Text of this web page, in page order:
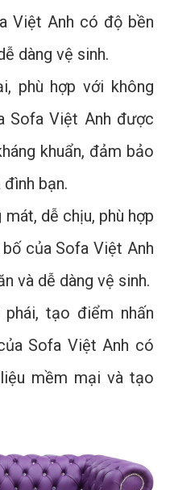
Việt Anh có độ bền
dàng vệ sinh.
phù hợp với không
Sofa Việt Anh được
khuẩn, đảm bảo
bạn.
mát, dễ chịu, phù hợp
của Sofa Việt Anh
và dễ dàng vệ sinh.
phái, tạo điểm nhấn
Sofa Việt Anh có
mềm mại và tạo